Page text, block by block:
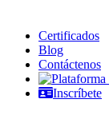
Certificados
Blog
Contáctenos
Inscríbete